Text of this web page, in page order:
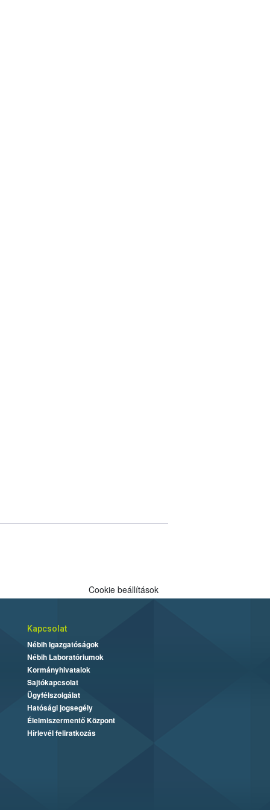
Cookie beállítások
Kapcsolat
Nébih Igazgatóságok
Nébih Laboratóriumok
Kormányhivatalok
Sajtókapcsolat
Ügyfélszolgálat
Hatósági jogsegély
Élelmiszermentő Központ
Hírlevél feliratkozás